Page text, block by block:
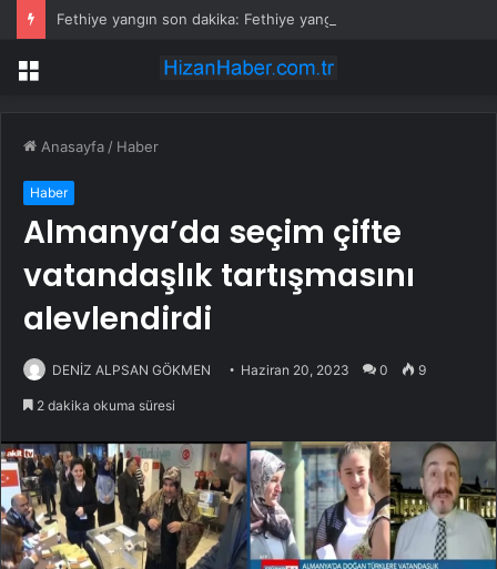
Menü
Anasayfa / Haber
Haber
Almanya’da seçim çifte
vatandaşlık tartışmasını
alevlendirdi
DENİZ ALPSAN GÖKMEN Haziran 20, 2023 0 9
2 dakika okuma süresi